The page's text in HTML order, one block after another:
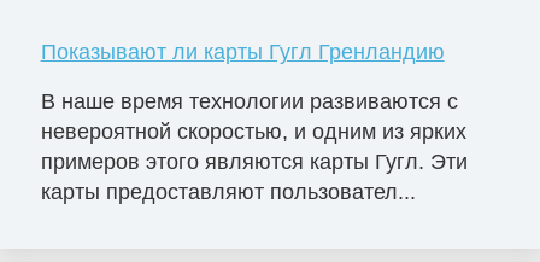
Показывают ли карты Гугл Гренландию
В наше время технологии развиваются с
невероятной скоростью, и одним из ярких
примеров этого являются карты Гугл. Эти
карты предоставляют пользовател...